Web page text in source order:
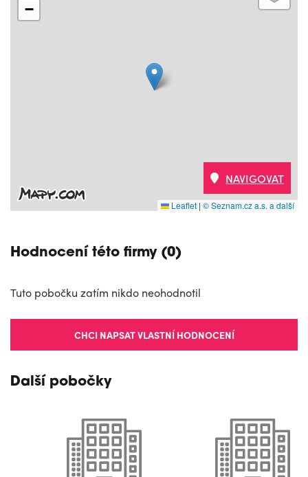
−
Leaflet | © Seznam.cz a.s. a další
NAVIGOVAT
Hodnocení této firmy (0)
Tuto pobočku zatím nikdo neohodnotil
CHCI NAPSAT VLASTNÍ HODNOCENÍ
Další pobočky